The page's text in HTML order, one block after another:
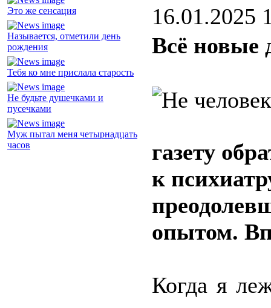
Это же сенсация
Называется, отметили день
рождения
Тебя ко мне прислала старость
Не будьте душечками и
пусечками
Муж пытал меня четырнадцать
часов
16.01.2025
Всё новые
газету
к
опытом.
Когда я